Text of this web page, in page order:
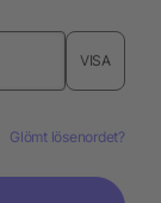
VISA
Glömt lösenordet?